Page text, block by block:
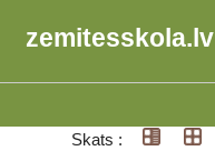
zemitesskola.lv
Skats :